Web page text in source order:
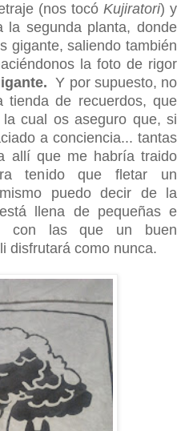
(nos tocó Kujiratori) y
la segunda planta, donde
gigante, saliendo también
la foto de rigor
Y por supuesto, no
de recuerdos, que
cual os aseguro que, si
a conciencia... tantas
allí que me habría traido
tenido que fletar un
puedo decir de la
llena de pequeñas e
con las que un buen
disfrutará como nunca.